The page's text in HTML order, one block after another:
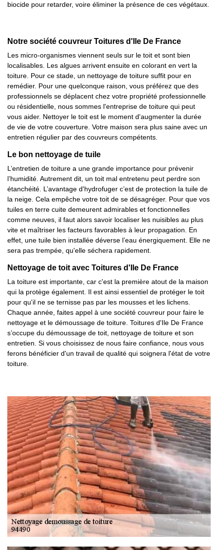
biocide pour retarder, voire éliminer la présence de ces végétaux.
Notre société couvreur Toitures d'Ile De France
Les micro-organismes viennent seuls sur le toit et sont bien
localisables. Les algues arrivent ensuite en colorant en vert la
toiture. Pour ce stade, un nettoyage de toiture suffit pour en
remédier. Pour une quelconque raison, vous préférez que des
professionnels se déplacent chez votre propriété professionnelle
ou résidentielle, nous sommes l'entreprise de toiture qui peut
vous aider. Nettoyer le toit est le moment d'augmenter la durée
de vie de votre couverture. Votre maison sera plus saine avec un
entretien régulier par des couvreurs compétents.
Le bon nettoyage de tuile
L’entretien de toiture a une grande importance pour prévenir
l’humidité. Autrement dit, un toit mal entretenu peut perdre son
étanchéité. L’avantage d'hydrofuger c’est de protection la tuile de
la neige. Cela empêche votre toit de se désagréger. Pour que vos
tuiles en terre cuite demeurent admirables et fonctionnelles
comme neuves, il faut alors savoir localiser les nuisibles au plus
vite et maîtriser les facteurs favorables à leur propagation. En
effet, une tuile bien installée déverse l’eau énergiquement. Elle ne
sera pas trempée, qu'elle séchera rapidement.
Nettoyage de toit avec Toitures d'Ile De France
La toiture est importante, car c'est la première atout de la maison
qui la protège également. Il est ainsi essentiel de protéger le toit
pour qu'il ne se ternisse pas par les mousses et les lichens.
Chaque année, faites appel à une société couvreur pour faire le
nettoyage et le démoussage de toiture. Toitures d'Ile De France
s’occupe du démoussage de toit, nettoyage de toiture et son
entretien. Si vous choisissez de nous faire confiance, nous vous
ferons bénéficier d'un travail de qualité qui soignera l'état de votre
toiture.